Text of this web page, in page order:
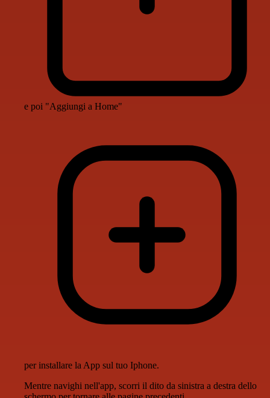
e poi "Aggiungi a Home"
per installare la App sul tuo Iphone.
Mentre navighi nell'app, scorri il dito da sinistra a destra dello